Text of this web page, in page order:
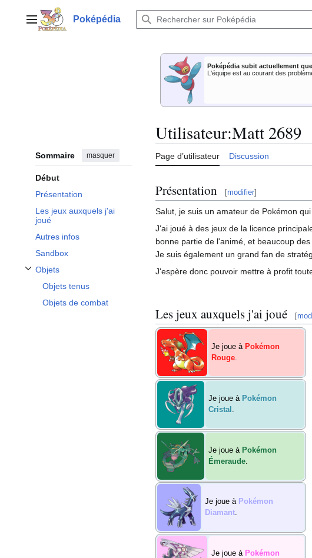
contenuMenu principalPoképédia
Poképédia subit actuellement
L'équipe est au courant des
Sommaire masquer
Début
Présentation
Les jeux auxquels j'ai
joué
Autres infos
Sandbox
Objets
Afficher / masquer la sous-section Objets
Objets tenus
Objets de combat
Utilisateur:Matt 2689
Page d’utilisateur Discussion
Présentation [modifier]
Salut, je suis un amateur de Pokémon
J'ai joué à des jeux de la licence
bonne partie de l'animé, et beaucoup
Je suis également un grand fan de
J'espère donc pouvoir mettre à profit
Les jeux auxquels j'ai joué [
Je joue à Pokémon
Rouge.
Je joue à Pokémon
Cristal .
Je joue à Pokémon
Émeraude
Je joue à Pokémon
Diamant.
Je joue à Pokémon